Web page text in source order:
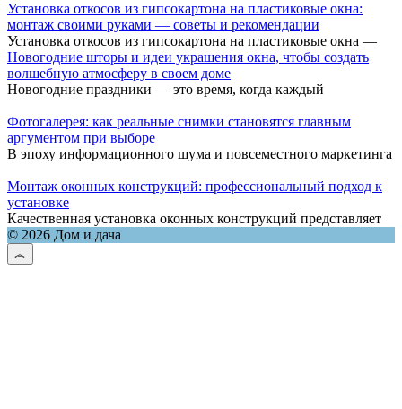
Установка откосов из гипсокартона на пластиковые окна:
монтаж своими руками — советы и рекомендации
Установка откосов из гипсокартона на пластиковые окна —
Новогодние шторы и идеи украшения окна, чтобы создать
волшебную атмосферу в своем доме
Новогодние праздники — это время, когда каждый
Фотогалерея: как реальные снимки становятся главным
аргументом при выборе
В эпоху информационного шума и повсеместного маркетинга
Монтаж оконных конструкций: профессиональный подход к
установке
Качественная установка оконных конструкций представляет
© 2026 Дом и дача